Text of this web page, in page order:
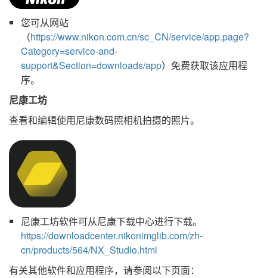
您可从网站
（https://www.nikon.com.cn/sc_CN/service/app.page?
Category=service-and-
support&Section=downloads/app）免费获取该应用程
序。
尼康工坊
查看和编辑使用尼康数码照相机拍摄的照片。
尼康工坊软件可从尼康下载中心进行下载。
https://downloadcenter.nikonimglib.com/zh-
cn/products/564/NX_Studio.html
有关其他软件和应用程序，请参阅以下页面：